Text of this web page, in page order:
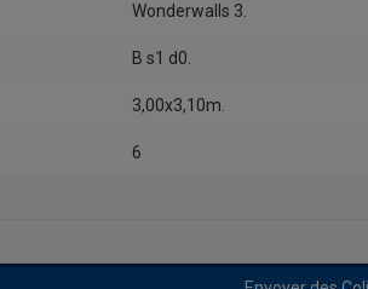
Wonderwalls 3.
B s1 d0.
3,00x3,10m.
6